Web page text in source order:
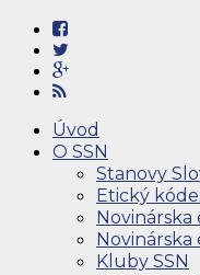
Úvod
O SSN
Stanovy
Etický
Novinárska
Novinárska
Kluby SSN